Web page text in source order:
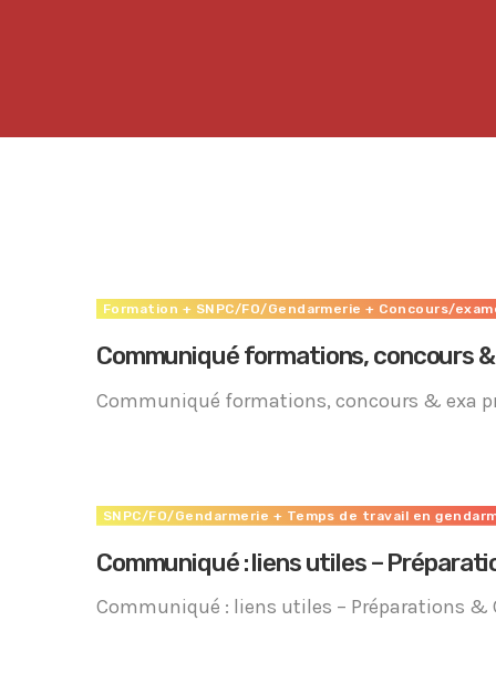
Accéder
Formation + SNPC/FO/Gendarmerie + Concours/
Communiqué formations, concours
Communiqué formations, concours & exa
SNPC/FO/Gendarmerie + Temps de travail en
Communiqué : liens utiles –
Communiqué : liens utiles – Préparations &